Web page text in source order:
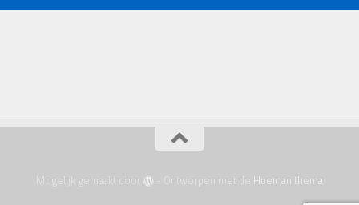
Mogelijk gemaakt door - Ontworpen met de Hueman thema